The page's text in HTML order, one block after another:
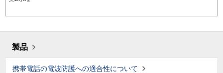
製品
携帯電話の電波防護への適合性について